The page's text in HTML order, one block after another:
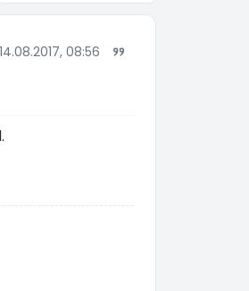
14.08.2017, 08:56